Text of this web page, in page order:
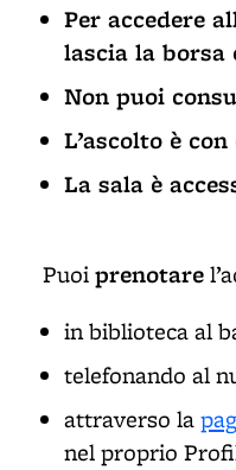
Per accedere
lascia la borsa
Non puoi
L’ascolto è
La sala è
Puoiprenotare
in biblioteca al
telefonando al
attraverso la
nel proprio